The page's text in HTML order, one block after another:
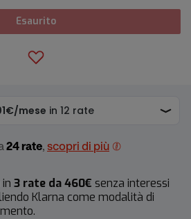
Esaurito
24 rate, scopri di più
3 rate da 460€ senza interessi
Klarna come modalità di